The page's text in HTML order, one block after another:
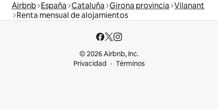
Airbnb España Cataluña Girona provincia Vilanant
Renta mensual de alojamientos
© 2026 Airbnb, Inc.
Privacidad
Términos